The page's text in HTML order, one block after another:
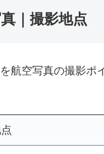
｜撮影地点
航空写真の撮影ポ